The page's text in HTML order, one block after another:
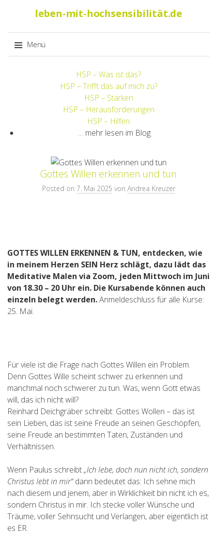
leben-mit-hochsensibilität.de
Menü
HSP – Was ist das?
HSP – Trifft das auf mich zu?
HSP – Stärken
HSP – Herausforderungen
HSP – Hilfen
… mehr lesen im Blog
Gottes Willen erkennen und tun
Posted on 7. Mai 2025 von Andrea Kreuzer
GOTTES WILLEN ERKENNEN & TUN, entdecken, wie
in meinem Herzen SEIN Herz schlägt, dazu lädt das
Meditative Malen via Zoom, jeden Mittwoch im Juni
von 18.30 – 20 Uhr ein. Die Kursabende können auch
einzeln belegt werden.Anmeldeschluss für alle Kurse:
25. Mai.
Für viele ist die Frage nach Gottes Willen ein Problem.
Denn Gottes Wille scheint schwer zu erkennen und
manchmal noch schwerer zu tun. Was, wenn Gott etwas
will, das ich nicht will?
Reinhard Deichgräber schreibt: Gottes Wollen – das ist
sein Lieben, das ist seine Freude an seinen Geschöpfen,
seine Freude an bestimmten Taten, Zuständen und
Verhältnissen.
Wenn Paulus schreibt„Ich lebe, doch nun nicht ich, sondern
Christus lebt in mir“dann bedeutet das: Ich sehne mich
nach diesem und jenem, aber in Wirklichkeit bin nicht ich es,
sondern Christus in mir. Ich stecke voller Wünsche und
Träume, voller Sehnsucht und Verlangen, aber eigentlich ist
es ER.